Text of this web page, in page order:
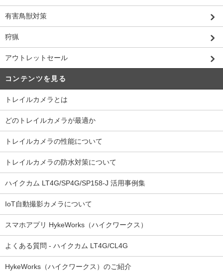
有害鳥獣対策
狩猟
アウトレットセール
コンテンツを見る
トレイルカメラとは
どのトレイルカメラが最適か
トレイルカメラの性能について
トレイルカメラの防水対策について
ハイクカム LT4G/SP4G/SP158-J 活用事例集
IoT自動撮影カメラについて
スマホアプリ HykeWorks（ハイクワークス）
よくある質問 - ハイクカム LT4G/CL4G
HykeWorks（ハイクワークス）のご紹介